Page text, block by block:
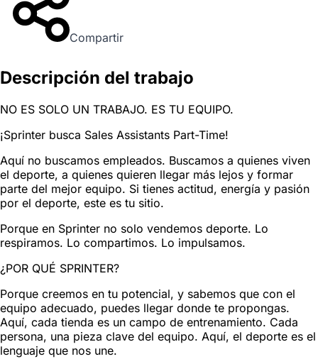
Compartir
Descripción del trabajo
NO ES SOLO UN TRABAJO. ES TU EQUIPO.
¡Sprinter busca Sales Assistants Part-Time!
Aquí no buscamos empleados. Buscamos a quienes viven
el deporte, a quienes quieren llegar más lejos y formar
parte del mejor equipo. Si tienes actitud, energía y pasión
por el deporte, este es tu sitio.
Porque en Sprinter no solo vendemos deporte. Lo
respiramos. Lo compartimos. Lo impulsamos.
¿POR QUÉ SPRINTER?
Porque creemos en tu potencial, y sabemos que con el
equipo adecuado, puedes llegar donde te propongas.
Aquí, cada tienda es un campo de entrenamiento. Cada
persona, una pieza clave del equipo. Aquí, el deporte es el
lenguaje que nos une.